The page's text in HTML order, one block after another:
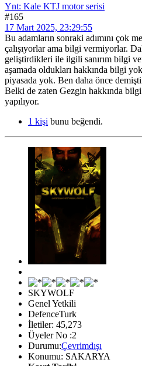
Ynt: Kale KTJ motor serisi
#165
17 Mart 2025, 23:29:55
Bu adamların sonraki adımını çok
çalışıyorlar ama bilgi vermiyorlar.
geliştirdikleri ile ilgili sanırım bilgi
aşamada oldukları hakkında bilgi
piyasada yok. Ben daha önce
Belki de zaten Gezgin hakkında
yapılıyor.
1 kişi bunu beğendi.
SKYWOLF
Genel Yetkili
DefenceTurk
İletiler: 45,273
Üyeler No :2
Durumu:Çevrimdışı
Konumu: SAKARYA